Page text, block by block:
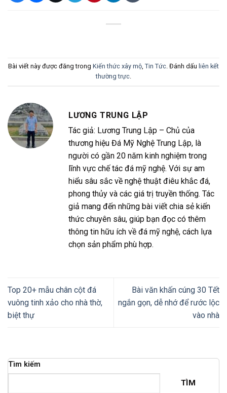
Bài viết này được đăng trong Kiến thức xây mộ, Tin Tức. Đánh dấu liên kết
thường trực.
LƯƠNG TRUNG LẬP
Tác giả: Lương Trung Lập – Chủ của
thương hiệu Đá Mỹ Nghệ Trung Lập, là
người có gần 20 năm kinh nghiệm trong
lĩnh vực chế tác đá mỹ nghệ. Với sự am
hiểu sâu sắc về nghệ thuật điêu khắc đá,
phong thủy và các giá trị truyền thống. Tác
giả mang đến những bài viết chia sẻ kiến
thức chuyên sâu, giúp bạn đọc có thêm
thông tin hữu ích về đá mỹ nghệ, cách lựa
chọn sản phẩm phù hợp.
Top 20+ mẫu chân cột đá
vuông tinh xảo cho nhà thờ,
biệt thự
Bài văn khấn cúng 30 Tết
ngắn gọn, dễ nhớ để rước lộc
vào nhà
Tìm kiếm
TÌM